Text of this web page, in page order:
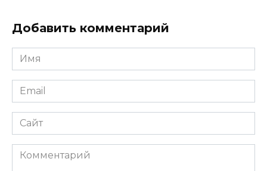
Добавить комментарий
Имя
*
Email
*
Сайт
Комментарий